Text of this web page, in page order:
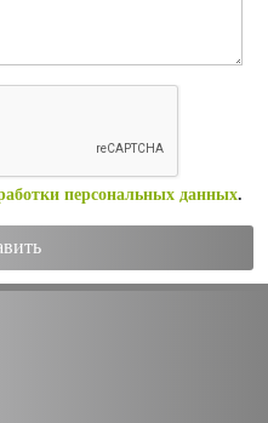
персональных данных.